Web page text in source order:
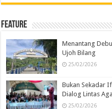
Feature
Menantang
Ujoh Bilang
25/02/2026
Bukan Sekadar
Dialog Lintas
25/02/2026